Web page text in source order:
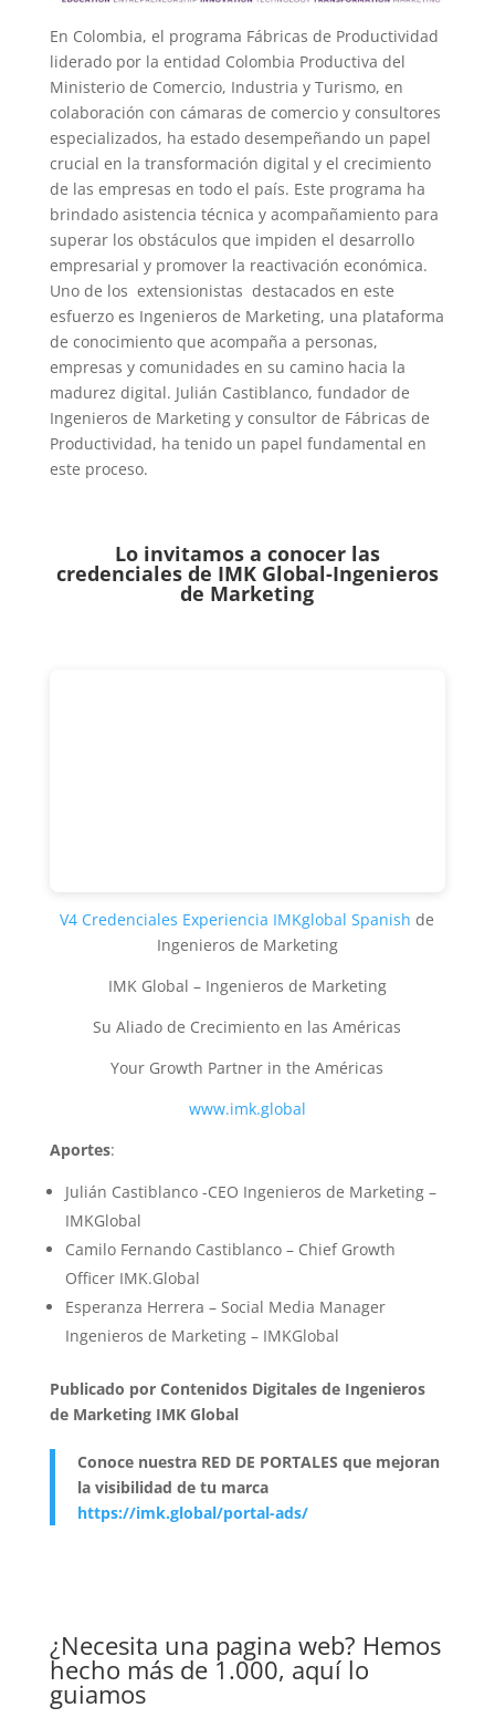
En Colombia, el programa Fábricas de Productividad
liderado por la entidad Colombia Productiva del
Ministerio de Comercio, Industria y Turismo, en
colaboración con cámaras de comercio y consultores
especializados, ha estado desempeñando un papel
crucial en la transformación digital y el crecimiento
de las empresas en todo el país. Este programa ha
brindado asistencia técnica y acompañamiento para
superar los obstáculos que impiden el desarrollo
empresarial y promover la reactivación económica.
Uno de los extensionistas destacados en este
esfuerzo es Ingenieros de Marketing, una plataforma
de conocimiento que acompaña a personas,
empresas y comunidades en su camino hacia la
madurez digital. Julián Castiblanco, fundador de
Ingenieros de Marketing y consultor de Fábricas de
Productividad, ha tenido un papel fundamental en
este proceso.
Lo invitamos a conocer las
credenciales de IMK Global-Ingenieros
de Marketing
V4 Credenciales Experiencia IMKglobal Spanish de
Ingenieros de Marketing
IMK Global – Ingenieros de Marketing
Su Aliado de Crecimiento en las Américas
Your Growth Partner in the Américas
www.imk.global
Aportes:
Julián Castiblanco -CEO Ingenieros de Marketing –
IMKGlobal
Camilo Fernando Castiblanco – Chief Growth
Officer IMK.Global
Esperanza Herrera – Social Media Manager
Ingenieros de Marketing – IMKGlobal
Publicado por Contenidos Digitales de Ingenieros
de Marketing IMK Global
Conoce nuestra RED DE PORTALES que mejoran
la visibilidad de tu marca
https://imk.global/portal-ads/
¿Necesita una pagina web? Hemos
hecho más de 1.000, aquí lo
guiamos